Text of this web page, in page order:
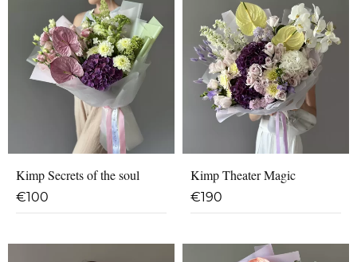
Kimp Secrets of the soul
€100
Kimp Theater Magic
€190